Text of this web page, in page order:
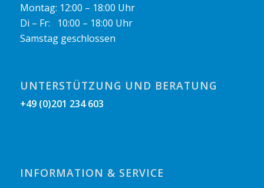
Montag: 12:00 – 18:00 Uhr
Di – Fr: 10:00 – 18:00 Uhr
Samstag geschlossen
UNTERSTÜTZUNG UND BERATUNG
+49 (0)201 234 603
INFORMATION & SERVICE